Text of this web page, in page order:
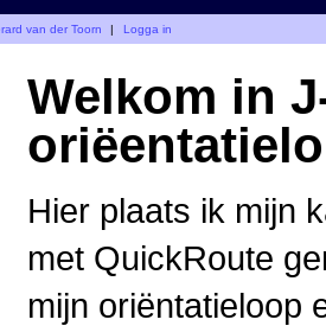
van der Toorn | Logga in
Welkom in
Hier plaats ik mijn
met QuickRoute
mijn oriëntatieloop